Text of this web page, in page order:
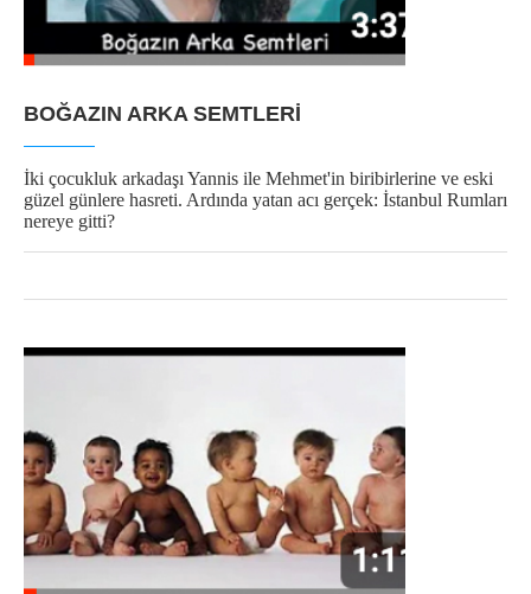
BOĞAZIN ARKA SEMTLERI
İki çocukluk arkadaşı Yannis ile Mehmet'in biribirlerine ve eski
güzel günlere hasreti. Ardında yatan acı gerçek: İstanbul Rumları
nereye gitti?